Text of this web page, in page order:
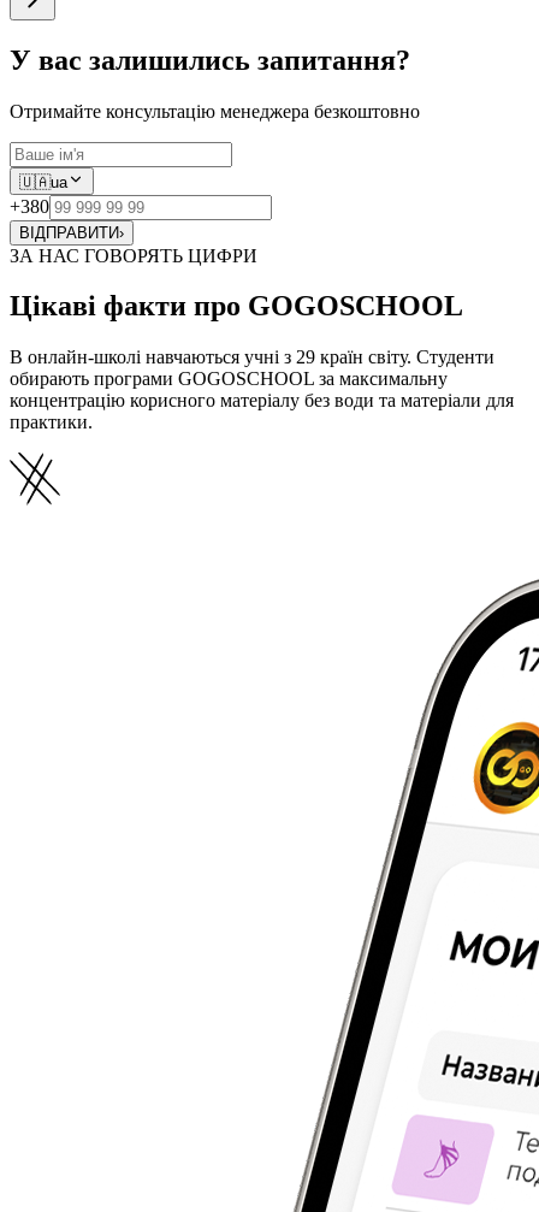
У вас залишились запитання?
Отримайте консультацію менеджера безкоштовно
🇺🇦ua
+380
ВІДПРАВИТИ›
ЗА НАС ГОВОРЯТЬ ЦИФРИ
Цікаві факти про GOGOSCHOOL
В онлайн-школі навчаються учні з 29 країн світу. Студенти
обирають програми GOGOSCHOOL за максимальну
концентрацію корисного матеріалу без води та матеріали для
практики.